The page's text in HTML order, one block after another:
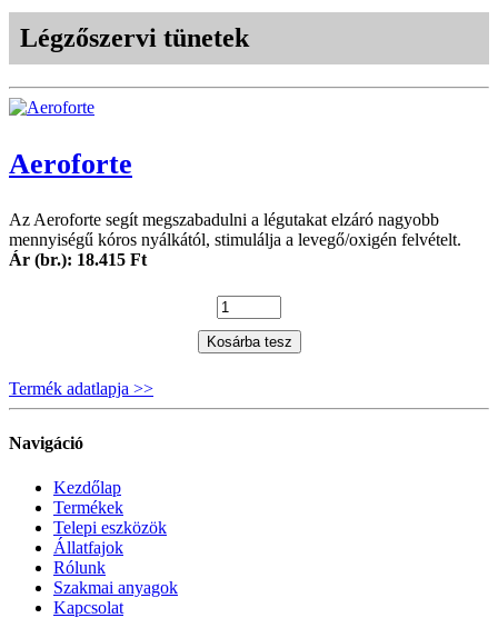
Légzőszervi tünetek
Aeroforte
Az Aeroforte segít megszabadulni a légutakat elzáró nagyobb
mennyiségű kóros nyálkától, stimulálja a levegő/oxigén felvételt.
Ár (br.): 18.415 Ft
Kosárba tesz
Termék adatlapja >>
Navigáció
Kezdőlap
Termékek
Telepi eszközök
Állatfajok
Rólunk
Szakmai anyagok
Kapcsolat